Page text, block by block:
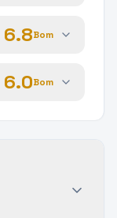
6.8Bom
6.0Bom